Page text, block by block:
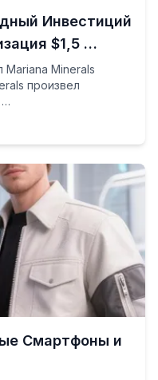
Инвестиций
$1,5 …
Mariana Minerals
произвел
…
Смартфоны и